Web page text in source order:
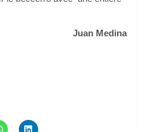
Juan Medina